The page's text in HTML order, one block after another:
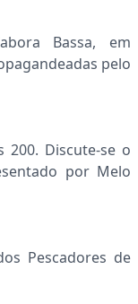
Bassa, em
pelo
200. Discute-se o
por Melo
Pescadores de